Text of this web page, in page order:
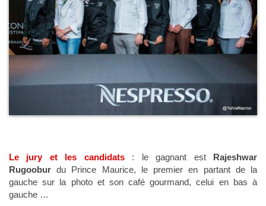
Le jury et les candidats : le gagnant est Rajeshwar
Rugoobur du Prince Maurice, le premier en partant de la
gauche sur la photo et son café gourmand, celui en bas à
gauche …